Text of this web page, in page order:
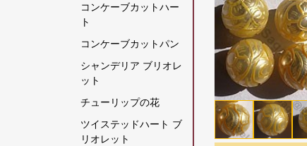
ーン
クリソコラの原石
クリソプレーズ宝石
グレームーンストーン
グロッシュラー ガーネ
ット
クロム透輝石
コンケーブカットハー
ト
コンケーブカットパン
シャンデリア ブリオレ
ット
チューリップの花
ツイステッドハート ブ
リオレット